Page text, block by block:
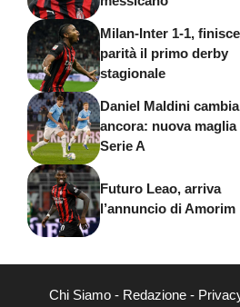
Milan-Inter 1-1,
parità il primo derby
stagionale
Daniel Maldini cambia
ancora: nuova maglia
Serie A
Futuro Leao, arriva
l’annuncio di Amorim
Chi Siamo- Redazione-